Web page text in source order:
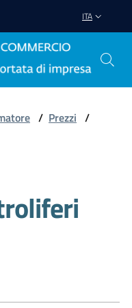
ITA
/ Prezzi /